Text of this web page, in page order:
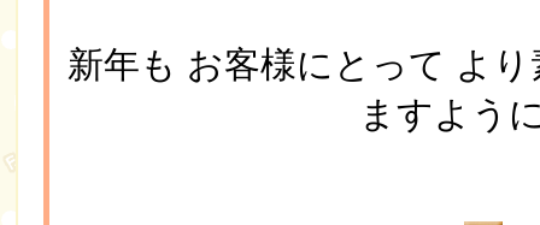
新年も お客様にとって よ
ますよう